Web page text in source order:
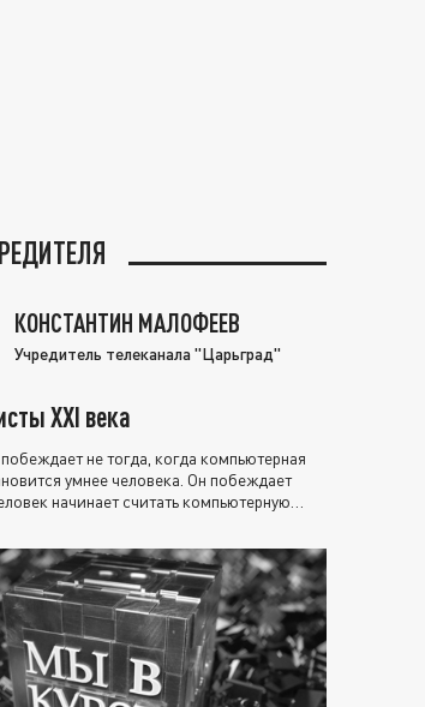
КОНСТАНТИН МАЛОФЕЕВ
Учредитель телеканала "Царьград"
XXI века
не тогда, когда компьютерная
умнее человека. Он побеждает
начинает считать компьютерную